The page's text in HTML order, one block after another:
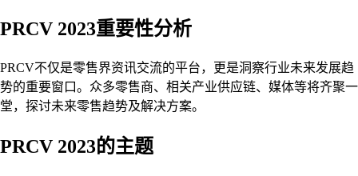
PRCV 2023重要性分析
PRCV不仅是零售界资讯交流的平台，更是洞察行业未来发展趋
势的重要窗口。众多零售商、相关产业供应链、媒体等将齐聚一
堂，探讨未来零售趋势及解决方案。
PRCV 2023的主题